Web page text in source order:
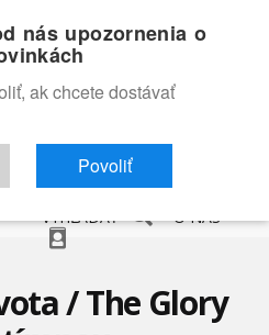
FILMOVÁ DATABÁZA
VYHĽADAŤ O NÁS
/ The Glory
nás upozornenia o
ak chcete dostávať
Povoliť